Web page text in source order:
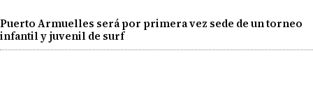
Puerto Armuelles será por primera vez sede de un torneo
infantil y juvenil de surf